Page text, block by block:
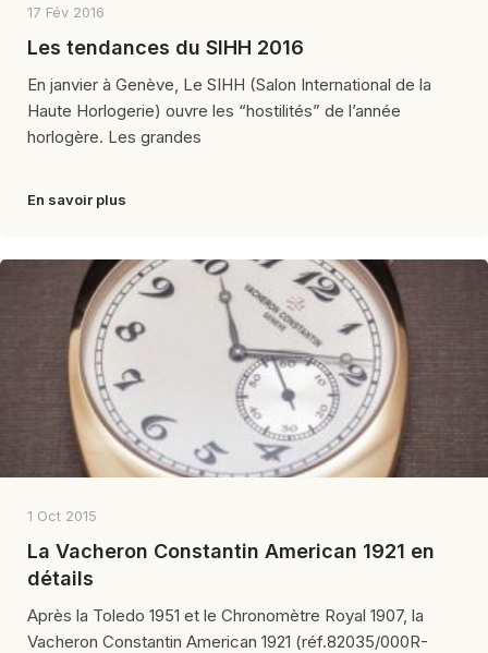
17 Fév 2016
Les tendances du SIHH 2016
En janvier à Genève, Le SIHH (Salon International de la
Haute Horlogerie) ouvre les “hostilités” de l’année
horlogère. Les grandes
En savoir plus
1 Oct 2015
La Vacheron Constantin American 1921 en
détails
Après la Toledo 1951 et le Chronomètre Royal 1907, la
Vacheron Constantin American 1921 (réf.82035/000R-